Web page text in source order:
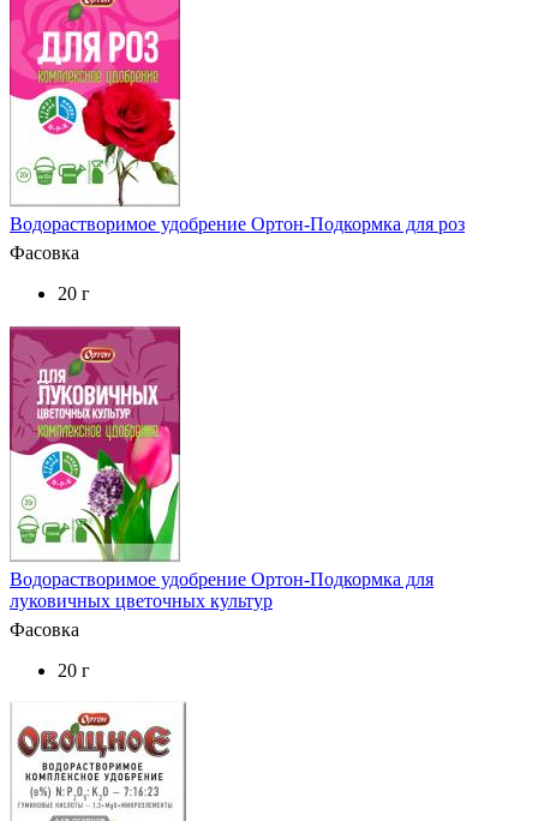
Водорастворимое удобрение Ортон-Подкормка для роз
Фасовка
20 г
Водорастворимое удобрение Ортон-Подкормка для
луковичных цветочных культур
Фасовка
20 г